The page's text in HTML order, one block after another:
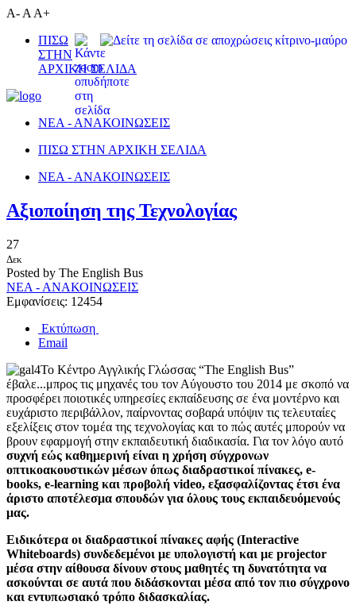
A- A A+
ΠΙΣΩ
ΣΤΗΝ
ΑΡΧΙΚΗ ΣΕΛΙΔΑ
ΝΕΑ - ΑΝΑΚΟΙΝΩΣΕΙΣ
ΠΙΣΩ ΣΤΗΝ ΑΡΧΙΚΗ ΣΕΛΙΔΑ
ΝΕΑ - ΑΝΑΚΟΙΝΩΣΕΙΣ
Aξιοποίηση της Τεχνολογίας
27
Δεκ
Posted by The English Bus
ΝΕΑ - ΑΝΑΚΟΙΝΩΣΕΙΣ
Εμφανίσεις: 12454
Εκτύπωση
Email
Το Κέντρο Αγγλικής Γλώσσας “The English Bus”
έβαλε...μπρος τις μηχανές του τον Αύγουστο του 2014 με σκοπό να
προσφέρει ποιοτικές υπηρεσίες εκπαίδευσης σε ένα μοντέρνο και
ευχάριστο περιβάλλον, παίρνοντας σοβαρά υπόψιν τις τελευταίες
εξελίξεις στον τομέα της τεχνολογίας και το πώς αυτές μπορούν να
βρουν εφαρμογή στην εκπαιδευτική διαδικασία. Για τον λόγο αυτό
συχνή εώς καθημερινή είναι η χρήση σύγχρονων
οπτικοακουστικών μέσων όπως διαδραστικοί πίνακες, e-
books, e-learning και προβολή video, εξασφαλίζοντας έτσι ένα
άριστο αποτέλεσμα σπουδών για όλους τους εκπαιδευόμενούς
μας.
Ειδικότερα οι διαδραστικοί πίνακες αφής (Interactive
Whiteboards) συνδεδεμένοι με υπολογιστή και με projector
μέσα στην αίθουσα δίνουν στους μαθητές τη δυνατότητα να
ασκούνται σε αυτά που διδάσκονται μέσα από τον πιο σύγχρονο
και εντυπωσιακό τρόπο διδασκαλίας.